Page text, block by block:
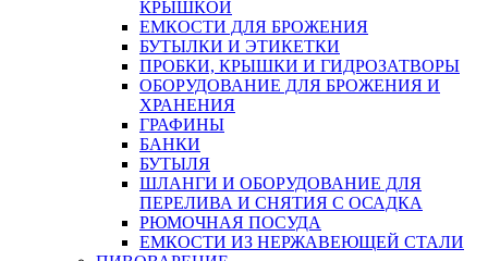
КРЫШКОЙ
ЕМКОСТИ ДЛЯ БРОЖЕНИЯ
БУТЫЛКИ И ЭТИКЕТКИ
ПРОБКИ, КРЫШКИ И ГИДРОЗАТВОРЫ
ОБОРУДОВАНИЕ ДЛЯ БРОЖЕНИЯ И
ХРАНЕНИЯ
ГРАФИНЫ
БАНКИ
БУТЫЛЯ
ШЛАНГИ И ОБОРУДОВАНИЕ ДЛЯ
ПЕРЕЛИВА И СНЯТИЯ С ОСАДКА
РЮМОЧНАЯ ПОСУДА
ЕМКОСТИ ИЗ НЕРЖАВЕЮЩЕЙ СТАЛИ